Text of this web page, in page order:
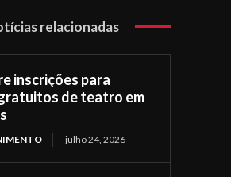
relacionadas
inscrições para
de teatro em
julho 24, 2026